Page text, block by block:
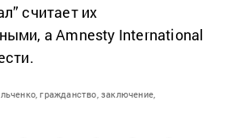
считает их
а Amnesty International
гражданство, заключение,